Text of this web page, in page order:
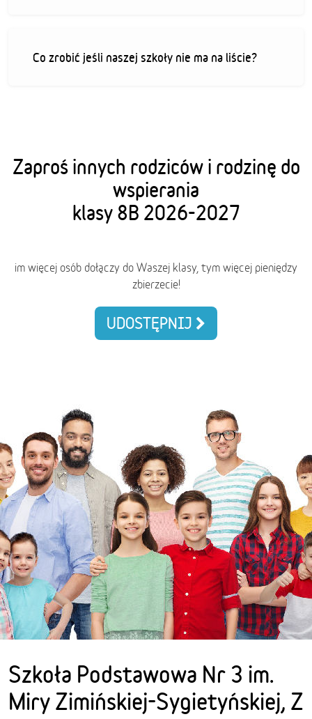
Co zrobić jeśli naszej szkoły nie ma na liście?
Zaproś innych rodziców i rodzinę do
wspierania
klasy 8B 2026-2027
im więcej osób dołączy do Waszej klasy, tym więcej pieniędzy
zbierzecie!
UDOSTĘPNIJ
Szkoła Podstawowa Nr 3 im.
Miry Zimińskiej-Sygietyńskiej, Z